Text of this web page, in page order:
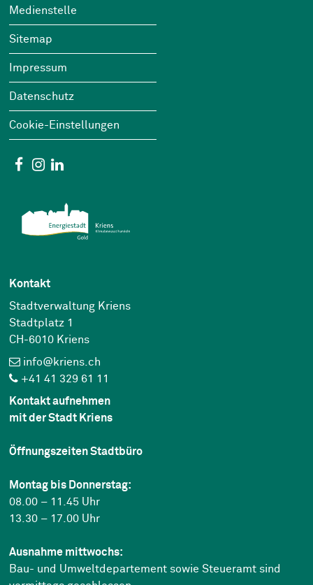
Footer
Wichtige Links
Medienstelle
Sitemap
Impressum
Datenschutz
Cookie-Einstellungen
Social Media
Facebook
Instagram
Kontakt
Stadtverwaltung Kriens
Stadtplatz 1
CH-6010 Kriens
info@kriens.ch
+41 41 329 61 11
Kontakt aufnehmen
mit der Stadt Kriens
Öffnungszeiten Stadtbüro
Montag bis Donnerstag:
08.00 – 11.45 Uhr
13.30 – 17.00 Uhr
Ausnahme mittwochs:
Bau- und Umweltdepartement sowie Steueramt sind